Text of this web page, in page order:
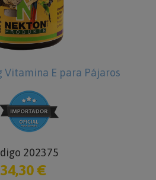
Vitamina E para Pájaros
202375
34,30 €